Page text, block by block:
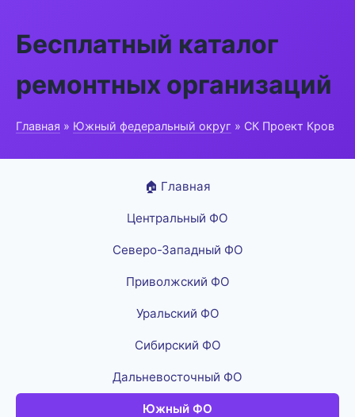
Бесплатный каталог
ремонтных организаций
Главная » Южный федеральный округ » СК Проект Кров
🏠 Главная
Центральный ФО
Северо-Западный ФО
Приволжский ФО
Уральский ФО
Сибирский ФО
Дальневосточный ФО
Южный ФО